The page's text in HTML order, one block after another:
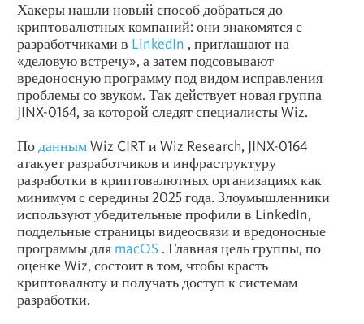
Хакеры нашли новый способ добраться до
криптовалютных компаний: они знакомятся с
разработчиками в LinkedIn , приглашают на
«деловую встречу», а затем подсовывают
вредоносную программу под видом исправления
проблемы со звуком. Так действует новая группа
JINX-0164, за которой следят специалисты Wiz.
ПоданнымWiz CIRT и Wiz Research, JINX-0164
атакует разработчиков и инфраструктуру
разработки в криптовалютных организациях как
минимум с середины 2025 года. Злоумышленники
используют убедительные профили в LinkedIn,
поддельные страницы видеосвязи и вредоносные
программы для macOS . Главная цель группы, по
оценке Wiz, состоит в том, чтобы красть
криптовалюту и получать доступ к системам
разработки.